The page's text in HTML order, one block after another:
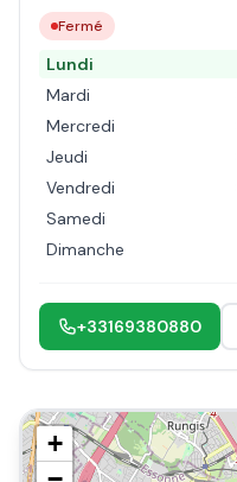
Fermé
Lundi
Mardi
Mercredi
Jeudi
Vendredi
Samedi
Dimanche
+33169380880
+